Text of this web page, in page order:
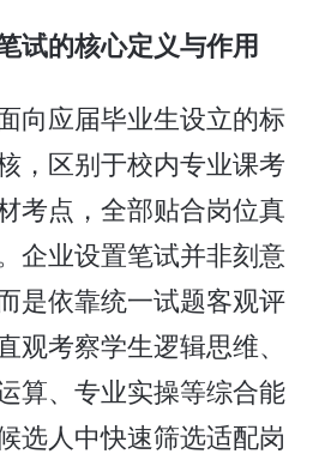
试的核心定义与作用
向应届毕业生设立的标
，区别于校内专业课考
考点，全部贴合岗位真
企业设置笔试并非刻意
是依靠统一试题客观评
观考察学生逻辑思维、
算、专业实操等综合能
选人中快速筛选适配岗